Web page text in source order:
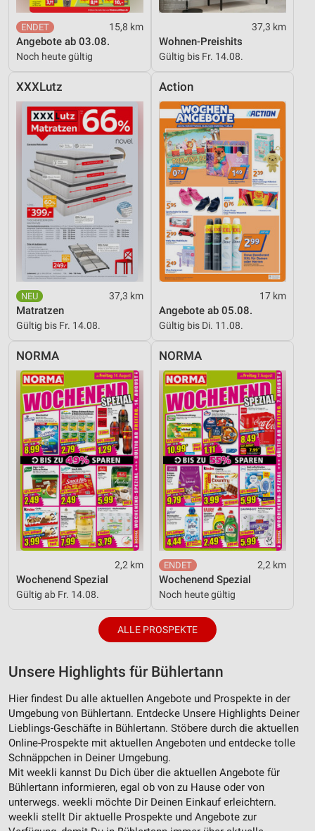
15,8 km
Angebote ab 03.08.
Noch heute gültig
37,3 km
Wohnen-Preishits
Gültig bis Fr. 14.08.
XXXLutz
37,3 km
Matratzen
Gültig bis Fr. 14.08.
Action
17 km
Angebote ab 05.08.
Gültig bis Di. 11.08.
NORMA
2,2 km
Wochenend Spezial
Gültig ab Fr. 14.08.
NORMA
2,2 km
Wochenend Spezial
Noch heute gültig
ALLE PROSPEKTE
Unsere Highlights für Bühlertann
Hier findest Du alle aktuellen Angebote und Prospekte in der
Umgebung von Bühlertann. Entdecke Unsere Highlights Deiner
Lieblings-Geschäfte in Bühlertann. Stöbere durch die aktuellen
Online-Prospekte mit aktuellen Angeboten und entdecke tolle
Schnäppchen in Deiner Umgebung.
Mit weekli kannst Du Dich über die aktuellen Angebote für
Bühlertann informieren, egal ob von zu Hause oder von
unterwegs. weekli möchte Dir Deinen Einkauf erleichtern.
weekli stellt Dir aktuelle Prospekte und Angebote zur
Funktional
Werbung